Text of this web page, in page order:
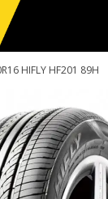
SERVIÇOS AUTOMOTIVOS
HIFLY HF201 89H